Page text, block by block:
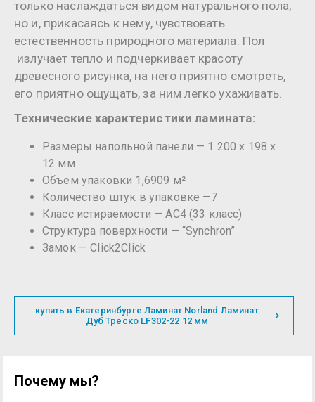
только наслаждаться видом натурального пола,
но и, прикасаясь к нему, чувствовать
естественность природного материала. Пол
излучает тепло и подчеркивает красоту
древесного рисунка, на него приятно смотреть,
его приятно ощущать, за ним легко ухаживать.
Технические характеристики ламината:
Размеры напольной панели — 1 200 х 198 х
12 мм
Объем упаковки 1,6909 м²
Количество штук в упаковке —7
Класс истираемости — AC4 (33 класс)
Структура поверхности — “Synchron”
Замок — Click2Click
купить в Екатеринбурге Ламинат Norland Ламинат
Дуб Треско LF302-22 12 мм
Почему мы?